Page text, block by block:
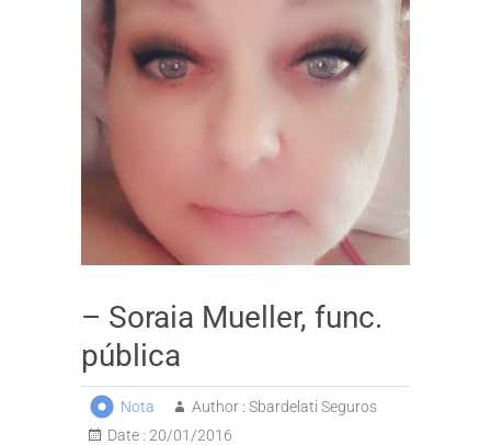
– Soraia Mueller, func.
pública
Nota Author : Sbardelati Seguros
Date : 20/01/2016